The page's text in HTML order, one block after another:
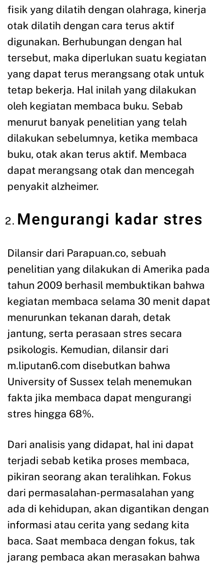
fisik yang dilatih dengan olahraga, kinerja
otak dilatih dengan cara terus aktif
digunakan. Berhubungan dengan hal
tersebut, maka diperlukan suatu kegiatan
yang dapat terus merangsang otak untuk
tetap bekerja. Hal inilah yang dilakukan
oleh kegiatan membaca buku. Sebab
menurut banyak penelitian yang telah
dilakukan sebelumnya, ketika membaca
buku, otak akan terus aktif. Membaca
dapat merangsang otak dan mencegah
penyakit alzheimer.
Mengurangi kadar stres
Dilansir dari Parapuan.co, sebuah
penelitian yang dilakukan di Amerika pada
tahun 2009 berhasil membuktikan bahwa
kegiatan membaca selama 30 menit dapat
menurunkan tekanan darah, detak
jantung, serta perasaan stres secara
psikologis. Kemudian, dilansir dari
m.liputan6.com disebutkan bahwa
University of Sussex telah menemukan
fakta jika membaca dapat mengurangi
stres hingga 68%.
Dari analisis yang didapat, hal ini dapat
terjadi sebab ketika proses membaca,
pikiran seorang akan teralihkan. Fokus
dari permasalahan-permasalahan yang
ada di kehidupan, akan digantikan dengan
informasi atau cerita yang sedang kita
baca. Saat membaca dengan fokus, tak
jarang pembaca akan merasakan bahwa